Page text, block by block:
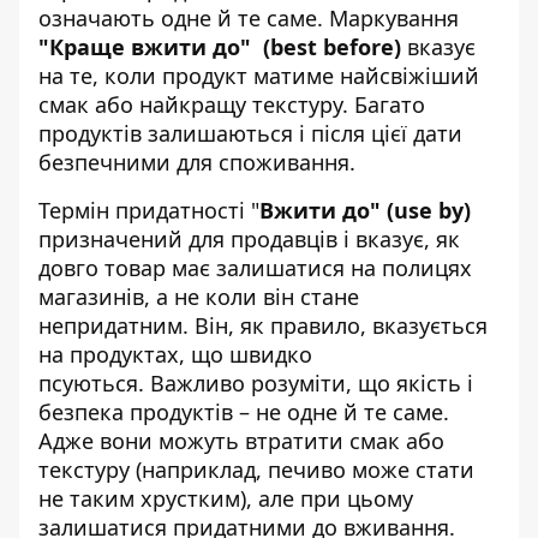
означають одне й те саме. Маркування
"Краще вжити до" (best before) вказує
на те, коли продукт матиме найсвіжіший
смак або найкращу текстуру. Багато
продуктів залишаються і після цієї дати
безпечними для споживання.
Термін придатності "Вжити до" (use by)
призначений для продавців і вказує, як
довго товар має залишатися на полицях
магазинів, а не коли він стане
непридатним. Він, як правило, вказується
на продуктах, що швидко
псуються. Важливо розуміти, що якість і
безпека продуктів – не одне й те саме.
Адже вони можуть втратити смак або
текстуру (наприклад, печиво може стати
не таким хрустким), але при цьому
залишатися придатними до вживання.